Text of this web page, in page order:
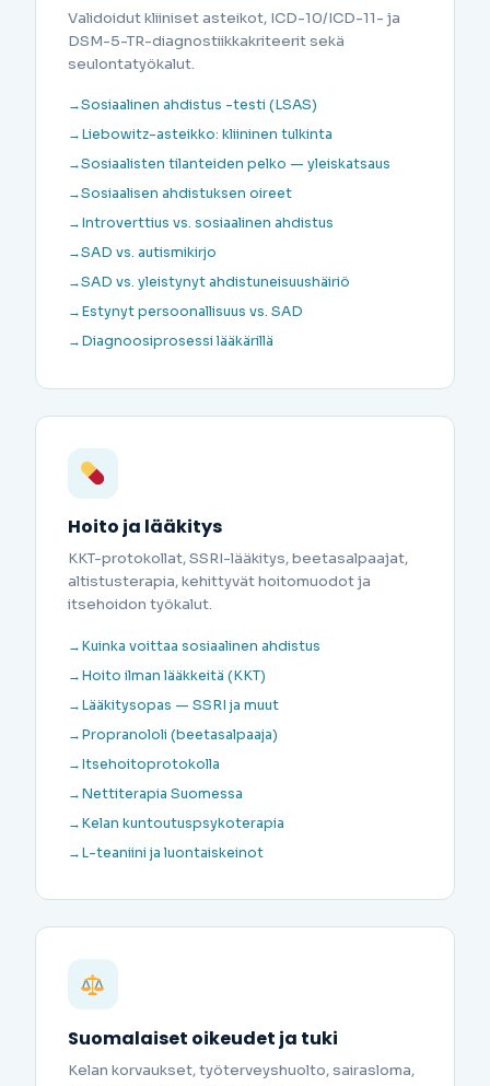
Validoidut kliiniset asteikot, ICD-10/ICD-11- ja
DSM-5-TR-diagnostiikkakriteerit sekä
seulontatyökalut.
Sosiaalinen ahdistus -testi (LSAS)
Liebowitz-asteikko: kliininen tulkinta
Sosiaalisten tilanteiden pelko — yleiskatsaus
Sosiaalisen ahdistuksen oireet
Introverttius vs. sosiaalinen ahdistus
SAD vs. autismikirjo
SAD vs. yleistynyt ahdistuneisuushäiriö
Estynyt persoonallisuus vs. SAD
Diagnoosiprosessi lääkärillä
Hoito ja lääkitys
KKT-protokollat, SSRI-lääkitys, beetasalpaajat,
altistusterapia, kehittyvät hoitomuodot ja
itsehoidon työkalut.
Kuinka voittaa sosiaalinen ahdistus
Hoito ilman lääkkeitä (KKT)
Lääkitysopas — SSRI ja muut
Propranololi (beetasalpaaja)
Itsehoitoprotokolla
Nettiterapia Suomessa
Kelan kuntoutuspsykoterapia
L-teaniini ja luontaiskeinot
Suomalaiset oikeudet ja tuki
Kelan korvaukset, työterveyshuolto, sairasloma,